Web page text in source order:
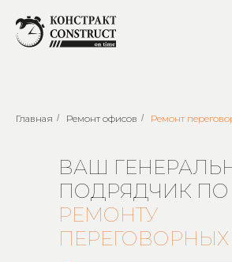
Главная / Ремонт офисов / Ремонт
ВАШ
ПОДРЯДЧИК ПО
РЕМОНТУ
ПЕРЕГОВОРНЫХ